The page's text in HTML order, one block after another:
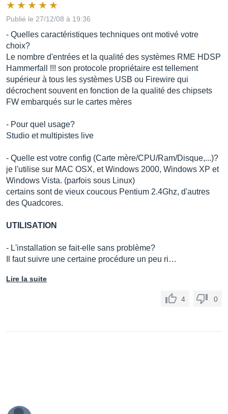
Publié le 27/12/08 à 19:36
- Quelles caractéristiques techniques ont motivé votre
choix?
Le nombre d'entrées et la qualité des systèmes RME HDSP
Hammerfall !!! son protocole propriétaire est tellement
supérieur à tous les systèmes USB ou Firewire qui
décrochent souvent en fonction de la qualité des chipsets
FW embarqués sur le cartes mères
- Pour quel usage?
Studio et multipistes live
- Quelle est votre config (Carte mère/CPU/Ram/Disque,...)?
je l'utilise sur MAC OSX, et Windows 2000, Windows XP et
Windows Vista. (parfois sous Linux)
certains sont de vieux coucous Pentium 2.4Ghz, d'autres
des Quadcores.
UTILISATION
- L'installation se fait-elle sans problème?
Il faut suivre une certaine procédure un peu ri…
Lire la suite
4 0